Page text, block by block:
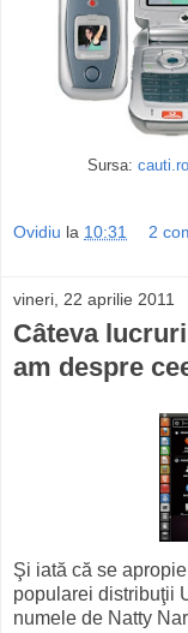
Sursa: cauti.ro
Ovidiu la 10:31 2
vineri, 22 aprilie 2011
Câteva
am despre
Şi iată că se
popularei distribuţii
numele de Natty